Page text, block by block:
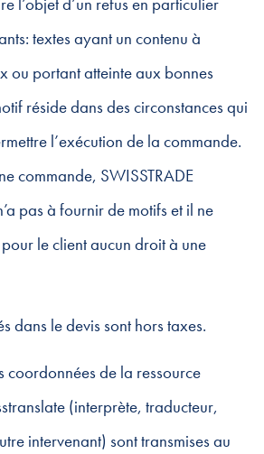
textes ayant un contenu à
ou portant atteinte aux bonnes
réside dans des circonstances qui
l’exécution de la commande.
commande, SWISSTRADE
pas à fournir de motifs et il ne
le client aucun droit à une
dans le devis sont hors taxes.
coordonnées de la ressource
(interprète, traducteur,
intervenant) sont transmises au